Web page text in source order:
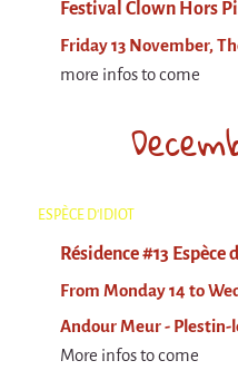
9 km²
Pétaouchnok
Events
Cirque & Mer
Cirque & Mer
Previous editions
Festival "Tant qu'il
What's this?
Previous years
Festival Clown Hors
Friday 13 November,
more infos to come
ESPÈCE D'IDIOT
Résidence #13
From Monday 14 to
Andour Meur - Plestin-
More infos to come